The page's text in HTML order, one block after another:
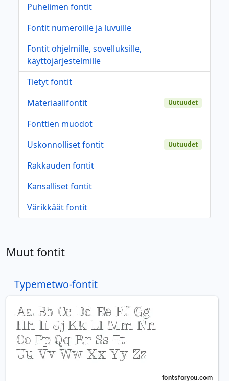
Puhelimen fontit
Fontit numeroille ja luvuille
Fontit ohjelmille, sovelluksille,
käyttöjärjestelmille
Tietyt fontit
Materiaalifontit
Uutuudet
Fonttien muodot
Uskonnolliset fontit
Uutuudet
Rakkauden fontit
Kansalliset fontit
Värikkäät fontit
Muut fontit
Typemetwo-fontit